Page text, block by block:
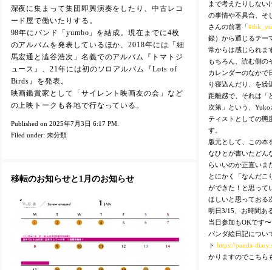
深夜に集まって集団即興演奏をしたり、中古レコ
ード屋で働いたりする。
98年にバンド「yumbo」を結成。現在までに4枚
のアルバムを発表しているほか、2018年には「細
馬宏通と澁谷浩次」名義でのアルバム『トマトジ
ュース』、21年には初のソロアルバム『Lots of
Birds』を発表。
映画鑑賞家として「サイレント映画友の会」など
の上映トークも各地で行なっている。
Published on 2025年7月3日 6:17 PM.
Filed under: 未分類
まで考えたりしない
の事情や不具合、そ
さんの前著「
録）から通じるテー
常からは感じられま
もちろん、読む側の
カレンダーのなかで
り寝込んだり、を
距離感で、それは「
次第」という、
ティストとしての態
す。
版元として、この本
なひとが書いたどん
らいいのか正直いま
とにかく「なんだこ
ができた！と思って
ほしいと思っておる
明日3/15、お時間あ
当日参加もOKです〜
パンダ絵日記につい
ト https://panda-
かりますのでこちら
移転のお知らせと1月のお知らせ